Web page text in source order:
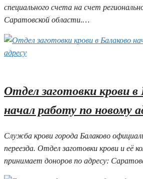
специального счета на счет
Саратовской области.…
Отдел заготовки крови в
начал работу по новому
Служба крови города Балаково
переезда. Отдел заготовки крови и её
принимает доноров по адресу: